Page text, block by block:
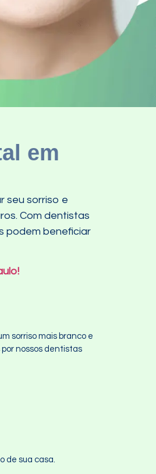
em
seu sorriso e
Com dentistas
podem beneficiar
sorriso mais branco e
por nossos dentistas
de sua casa.